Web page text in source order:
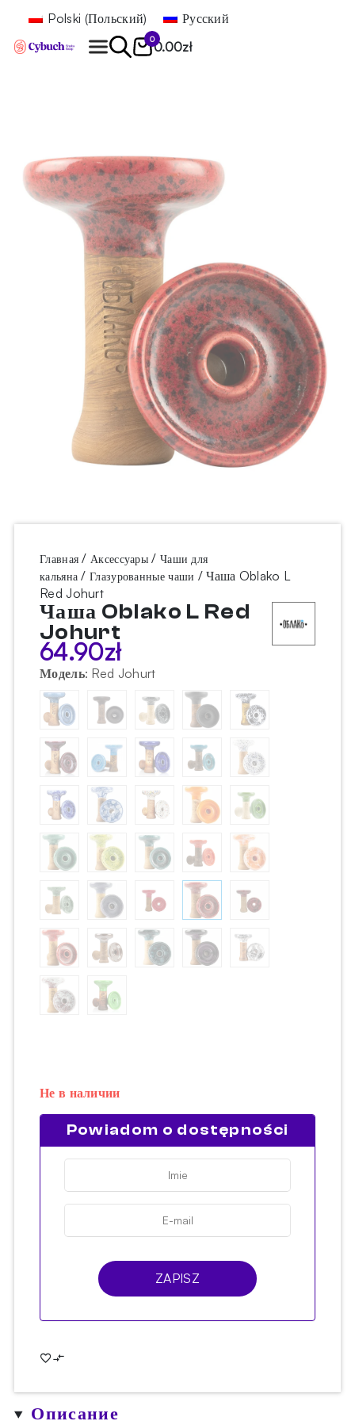
Polski (Польский) Русский
0
0.00zł
Главная /Аксессуары / Чаши для
кальяна /Глазурованные чаши / Чаша Oblako L
Red Johurt
Чаша Oblako L Red
Johurt
64.90zł
Модель: Red Johurt
Не в наличии
Powiadom o dostępności
ZAPISZ
Описание